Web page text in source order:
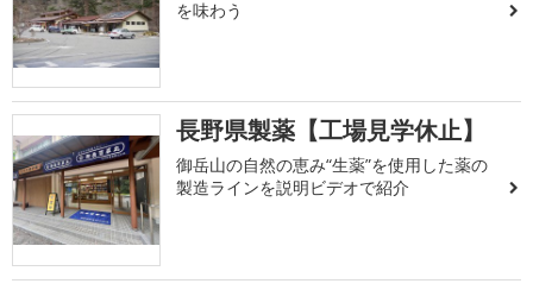
を味わう
長野県製薬【工場見学休止】
御岳山の自然の恵み“生薬”を使用した薬の
製造ラインを説明ビデオで紹介